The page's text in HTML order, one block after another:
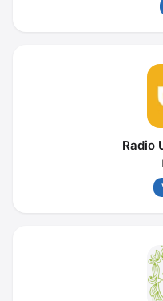
Radio